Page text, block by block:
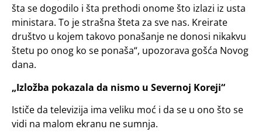
šta se dogodilo i šta prethodi onome što izlazi iz usta
ministara. To je strašna šteta za sve nas. Kreirate
društvo u kojem takovo ponašanje ne donosi nikakvu
štetu po onog ko se ponaša“, upozorava gošća Novog
dana.
„Izložba pokazala da nismo u Severnoj Koreji“
Ističe da televizija ima veliku moć i da se u ono što se
vidi na malom ekranu ne sumnja.